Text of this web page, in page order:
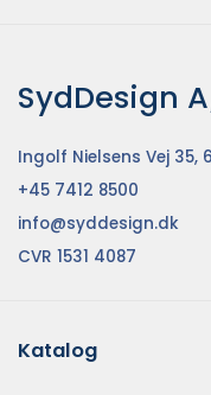
SydDesign
Ingolf Nielsens Vej 35,
+45 7412 8500
info@syddesign.dk
CVR 1531 4087
Katalog